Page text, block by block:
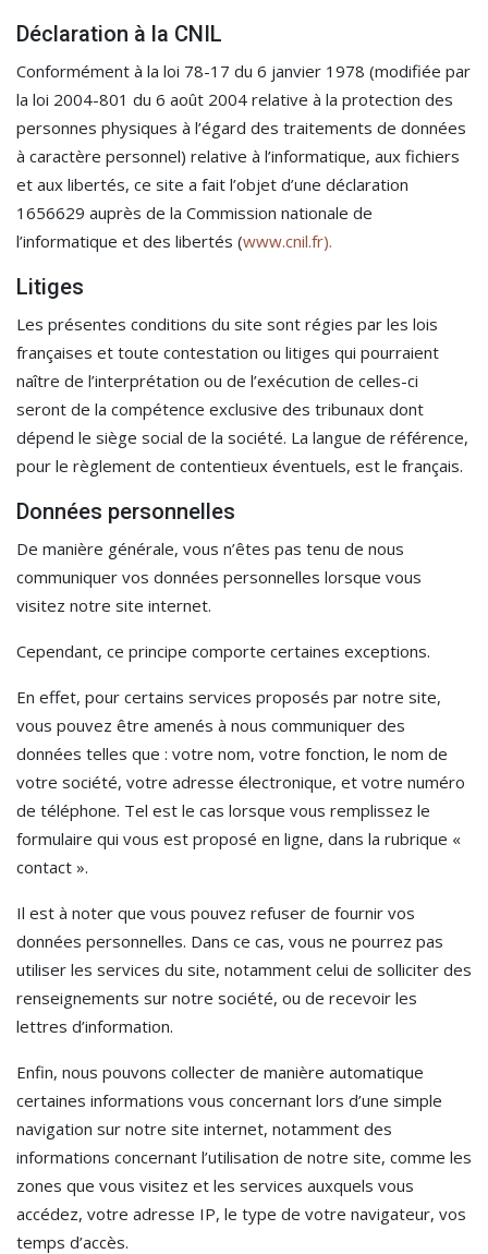
Déclaration à la CNIL
Conformément à la loi 78-17 du 6 janvier 1978 (modifiée par
la loi 2004-801 du 6 août 2004 relative à la protection des
personnes physiques à l’égard des traitements de données
à caractère personnel) relative à l’informatique, aux fichiers
et aux libertés, ce site a fait l’objet d’une déclaration
1656629 auprès de la Commission nationale de
l’informatique et des libertés (www.cnil.fr).
Litiges
Les présentes conditions du site sont régies par les lois
françaises et toute contestation ou litiges qui pourraient
naître de l’interprétation ou de l’exécution de celles-ci
seront de la compétence exclusive des tribunaux dont
dépend le siège social de la société. La langue de référence,
pour le règlement de contentieux éventuels, est le français.
Données personnelles
De manière générale, vous n’êtes pas tenu de nous
communiquer vos données personnelles lorsque vous
visitez notre site internet.
Cependant, ce principe comporte certaines exceptions.
En effet, pour certains services proposés par notre site,
vous pouvez être amenés à nous communiquer des
données telles que : votre nom, votre fonction, le nom de
votre société, votre adresse électronique, et votre numéro
de téléphone. Tel est le cas lorsque vous remplissez le
formulaire qui vous est proposé en ligne, dans la rubrique «
contact ».
Il est à noter que vous pouvez refuser de fournir vos
données personnelles. Dans ce cas, vous ne pourrez pas
utiliser les services du site, notamment celui de solliciter des
renseignements sur notre société, ou de recevoir les
lettres d’information.
Enfin, nous pouvons collecter de manière automatique
certaines informations vous concernant lors d’une simple
navigation sur notre site internet, notamment des
informations concernant l’utilisation de notre site, comme les
zones que vous visitez et les services auxquels vous
accédez, votre adresse IP, le type de votre navigateur, vos
temps d’accès.